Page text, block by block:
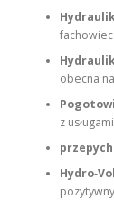
obecna
z